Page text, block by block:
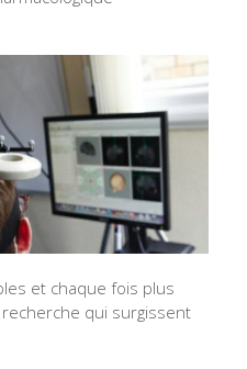
et chaque fois plus
qui surgissent